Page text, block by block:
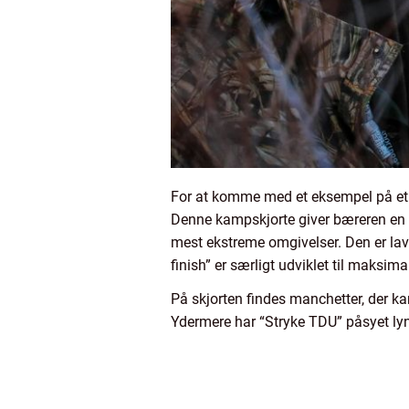
For at komme med et eksempel på
Denne kampskjorte giver bæreren
mest ekstreme omgivelser. Den er
finish” er særligt udviklet til
På skjorten findes manchetter, der
Ydermere har “Stryke TDU” påsyet